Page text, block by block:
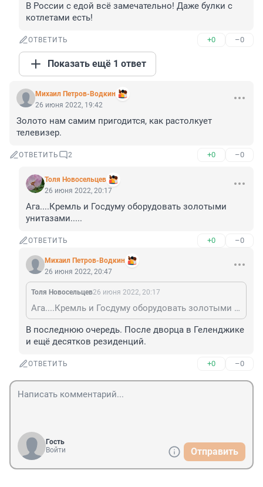
В России с едой всё замечательно! Даже булки с
котлетами есть!
ОТВЕТИТЬ +0 –0
Показать ещё 1 ответ
Михаил Петров-Водкин
26 июня 2022, 19:42
Золото нам самим пригодится, как растолкует
телевизер.
ОТВЕТИТЬ 2 +0 –0
Толя Новосельцев
26 июня 2022, 20:17
Ага....Кремль и Госдуму оборудовать золотыми
унитазами.....
ОТВЕТИТЬ +0 –0
Михаил Петров-Водкин
26 июня 2022, 20:47
Толя Новосельцев26 июня 2022, 20:17
Ага....Кремль и Госдуму оборудовать золотыми унитазами.....
В последнюю очередь. После дворца в Геленджике
и ещё десятков резиденций.
ОТВЕТИТЬ +0 –0
Гость
Войти
Отправить